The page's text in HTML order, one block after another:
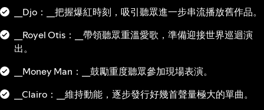
__Djo：__把握爆紅時刻，吸引聽眾進一步串流播放舊作品。
__Royel Otis：__帶領聽眾重溫愛歌，準備迎接世界巡迴演
出。
__Money Man：__鼓勵重度聽眾參加現場表演。
__Clairo：__維持動能，逐步發行好幾首聲量極大的單曲。